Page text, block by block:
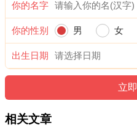
你的名字
你的性别 男 女
出生日期
相关文章